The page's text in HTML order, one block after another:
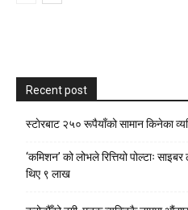
Recent post
स्टाेरबाट २५० रूपैयाँको सामान किनेका
‘कमिशन’ को लोभले रित्तियो पोल्टाः
थिए ९ लाख